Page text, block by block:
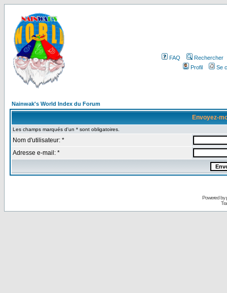
FAQ
Rechercher
Profil
Se
Nainwak's World Index du Forum
Envoyez-
Les champs marqués d'un * sont obligatoires.
Nom d'utilisateur: *
Adresse e-mail: *
Powered by